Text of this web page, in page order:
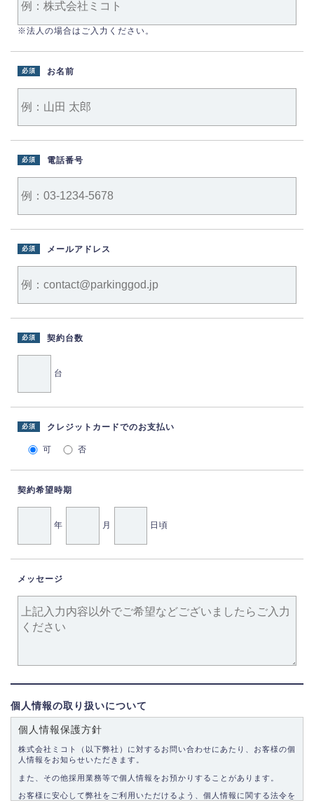
※法人の場合はご入力ください。
お名前
必須
電話番号
必須
メールアドレス
必須
契約台数
必須
台
クレジットカードでのお支払い
必須
可 否
契約希望時期
年 月 日頃
メッセージ
個人情報の取り扱いについて
個人情報保護方針
株式会社ミコト（以下弊社）に対するお問い合わせにあたり、お客様の個
人情報をお知らせいただきます。
また、その他採用業務等で個人情報をお預かりすることがあります。
お客様に安心して弊社をご利用いただけるよう、個人情報に関する法令を